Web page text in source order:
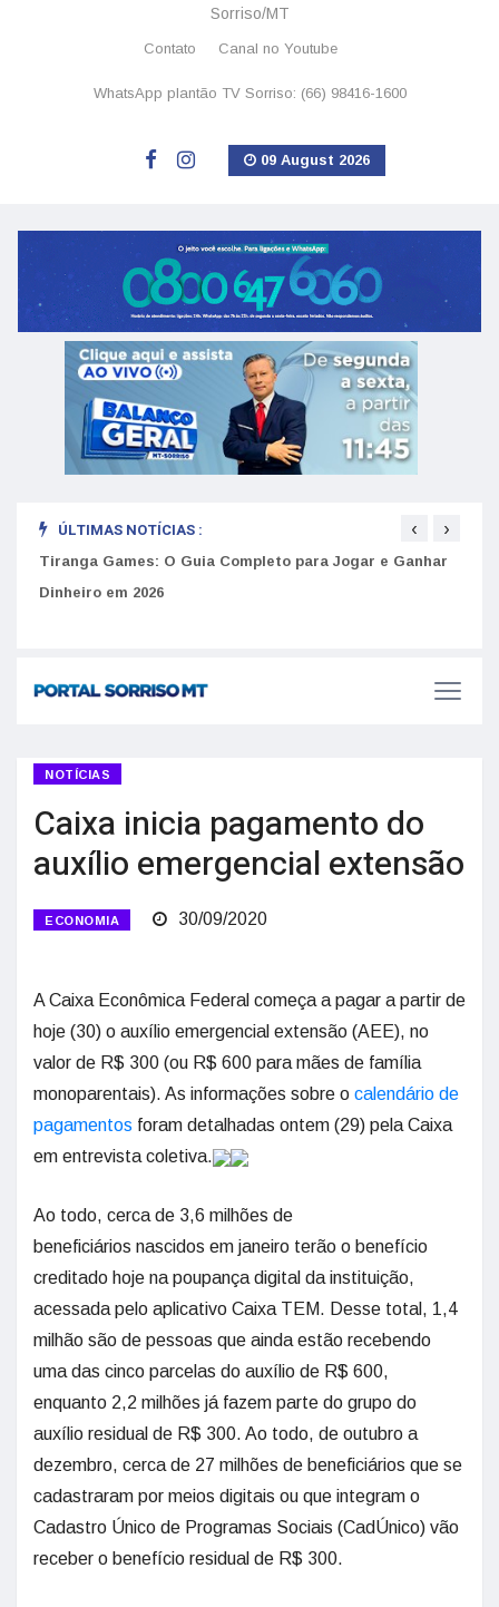
Sorriso/MT
Contato Canal no Youtube
WhatsApp plantão TV Sorriso: (66) 98416-1600
09 August 2026
ÚLTIMAS NOTÍCIAS :
Tiranga Games: O Guia Completo para Jogar e Ganhar
anúncios falsos de moradia na internet
‹ ›
NOTÍCIAS
Caixa inicia pagamento do
auxílio emergencial extensão
ECONOMIA 30/09/2020
A Caixa Econômica Federal começa a pagar a partir de
hoje (30) o auxílio emergencial extensão (AEE), no
valor de R$ 300 (ou R$ 600 para mães de família
monoparentais). As informações sobre o calendário de
pagamentos foram detalhadas ontem (29) pela Caixa
em entrevista coletiva.
Ao todo, cerca de 3,6 milhões de
beneficiários nascidos em janeiro terão o benefício
creditado hoje na poupança digital da instituição,
acessada pelo aplicativo Caixa TEM. Desse total, 1,4
milhão são de pessoas que ainda estão recebendo
uma das cinco parcelas do auxílio de R$ 600,
enquanto 2,2 milhões já fazem parte do grupo do
auxílio residual de R$ 300. Ao todo, de outubro a
dezembro, cerca de 27 milhões de beneficiários que se
cadastraram por meios digitais ou que integram o
Cadastro Único de Programas Sociais (CadÚnico) vão
receber o benefício residual de R$ 300.